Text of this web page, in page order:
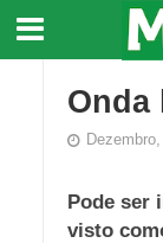
Onda
Pode ser
visto